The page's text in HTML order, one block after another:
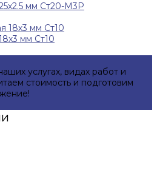
мм Ст20-М3Р
мм Ст10
услугах, видах работ и
стоимость и подготовим